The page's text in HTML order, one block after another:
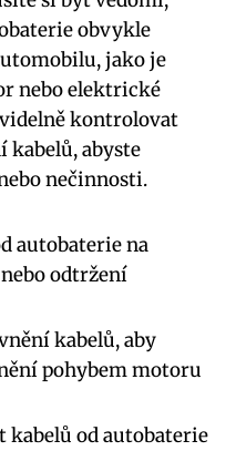
obvykle
jako je
nebo elektrické
kontrolovat
kabelů, abyste
nečinnosti.
autobaterie na
odtržení
kabelů, aby
pohybem motoru
kabelů od autobaterie